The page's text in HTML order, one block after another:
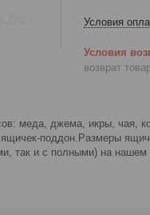
Условия
возврат
меда, джема, икры, чая,
поддон.Размеры
так и с полными) на нашем